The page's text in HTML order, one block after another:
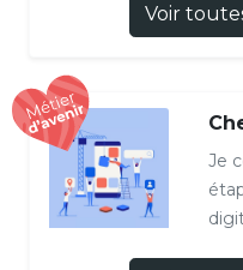
Voir
Je